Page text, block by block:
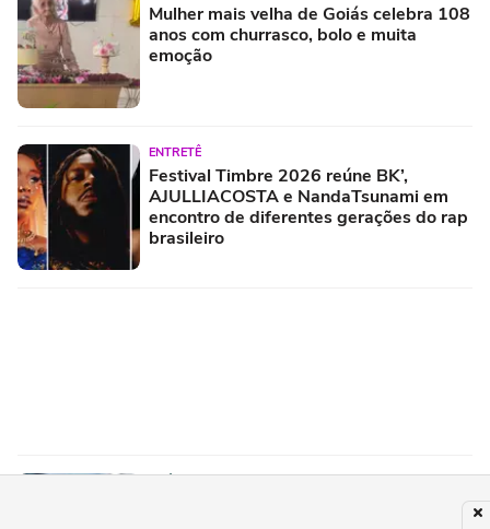
Mulher mais velha de Goiás celebra 108
anos com churrasco, bolo e muita
emoção
ENTRETÊ
Festival Timbre 2026 reúne BK’,
AJULLIACOSTA e NandaTsunami em
encontro de diferentes gerações do rap
brasileiro
Sarampo: quais são os sintomas e quem